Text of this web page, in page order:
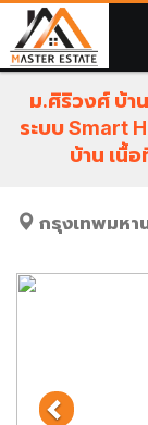
ม.ศิริวงศ์ บ้า
ระบบ Smart
บ้าน เนื้
กรุงเทพมหา